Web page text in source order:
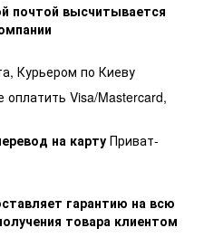
почтой высчитывается
Курьером по Киеву
Visa/Mastercard,
на карту Приват-
гарантию на всю
товара клиентом